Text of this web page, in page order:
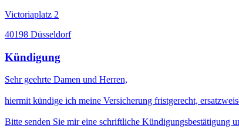
Victoriaplatz 2
40198 Düsseldorf
Kündigung
Sehr geehrte Damen und Herren,
hiermit kündige ich meine Versicherung fristgerecht,
Bitte senden Sie mir eine schriftliche Kündigungsbestätigung